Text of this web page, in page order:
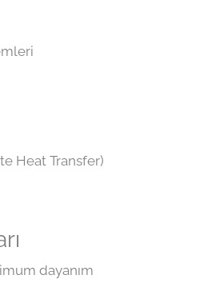
Heat Transfer)
dayanım